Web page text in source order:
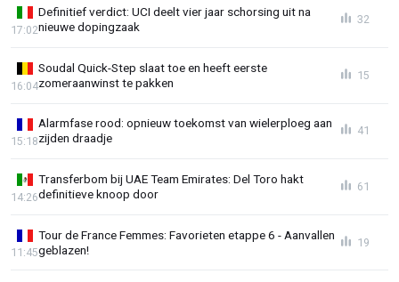
Definitief verdict: UCI deelt vier jaar schorsing uit na
nieuwe dopingzaak
17:02
32
Soudal Quick-Step slaat toe en heeft eerste
zomeraanwinst te pakken
16:04
15
Alarmfase rood: opnieuw toekomst van wielerploeg aan
zijden draadje
15:18
41
Transferbom bij UAE Team Emirates: Del Toro hakt
definitieve knoop door
14:26
61
Tour de France Femmes: Favorieten etappe 6 - Aanvallen
geblazen!
11:45
19